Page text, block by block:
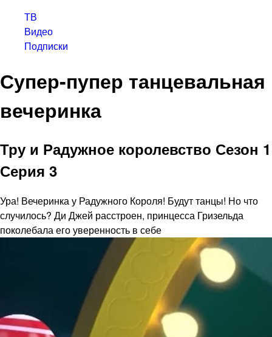
ТВ
Видео
Подписки
Супер-пупер танцевальная
вечеринка
Тру и Радужное королевство Сезон 1
Серия 3
Ура! Вечеринка у Радужного Короля! Будут танцы! Но что
случилось? Ди Джей расстроен, принцесса Гризельда
поколебала его уверенность в себе